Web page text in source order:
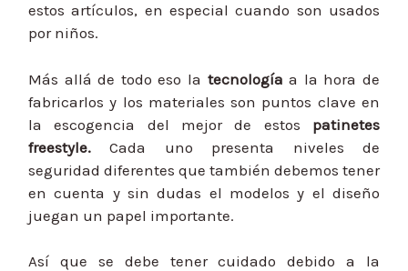
estos artículos, en especial cuando son usados
por niños.
Más allá de todo eso la tecnologíaa la hora de
fabricarlos y los materiales son puntos clave en
la escogencia del mejor de estos patinetes
freestyle. Cada uno presenta niveles de
seguridad diferentes que también debemos tener
en cuenta y sin dudas el modelos y el diseño
juegan un papel importante.
Así que se debe tener cuidado debido a la